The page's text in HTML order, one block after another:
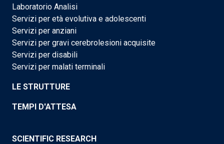
Laboratorio Analisi
Servizi per età evolutiva e adolescenti
Servizi per anziani
Servizi per gravi cerebrolesioni acquisite
Servizi per disabili
Servizi per malati terminali
LE STRUTTURE
TEMPI D'ATTESA
SCIENTIFIC RESEARCH